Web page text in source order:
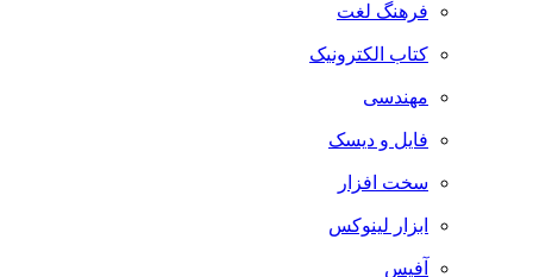
فرهنگ لغت
کتاب الکترونیک
مهندسی
فایل و دیسک
سخت افزار
ابزار لینوکس
آفیس